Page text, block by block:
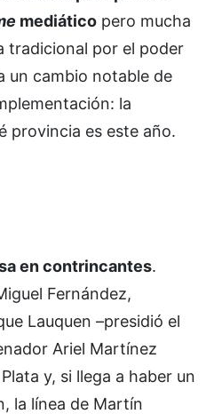
mediático pero mucha
tradicional por el poder
un cambio notable de
la
provincia es este año.
en contrincantes.
Fernández,
Lauquen –presidió el
Ariel Martínez
y, si llega a haber un
la línea de Martín